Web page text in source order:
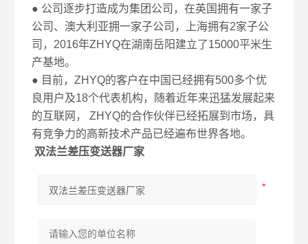
● 公司逐步打造成为集团公司，在英国拥有一家子
公司、澳大利亚拥一家子公司，上海拥有2家子公
司，2016年ZHYQ在湖南岳阳建立了15000平米生
产基地。
● 目前，ZHYQ的客户在中国已经拥有500多个优
良用户及18个代表机构，随着近年来迅猛发展起来
的互联网， ZHYQ的合作伙伴已经拓展到市场，具
有竞争力的高新技术产品已经遍布世界各地。
双法兰差压变送器厂家